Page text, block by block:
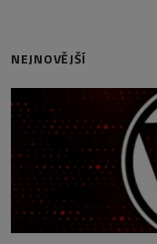
NEJNOVĚJŠÍ